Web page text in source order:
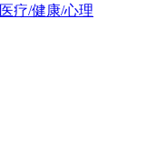
医疗/健康/心理